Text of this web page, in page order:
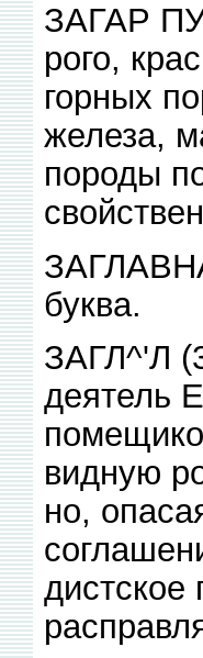
ЗАГАР
рого,
горных
железа,
породы
буква.
ЗАГЛ^'Л
деятель
видную
но,